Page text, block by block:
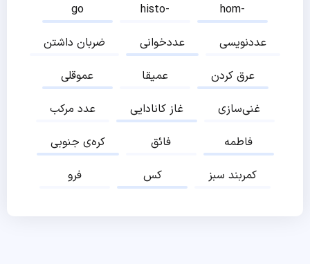
go
histo-
hom-
ضربان داشتن
عددخوانی
عددنویسی
عموقلی
عمیقا
عرق کردن
عدد مرکب
غاز کانادایی
غنی‌سازی
کره‌ی جنوبی
فائق
فاطمه
فرو
کس کمربند سبز